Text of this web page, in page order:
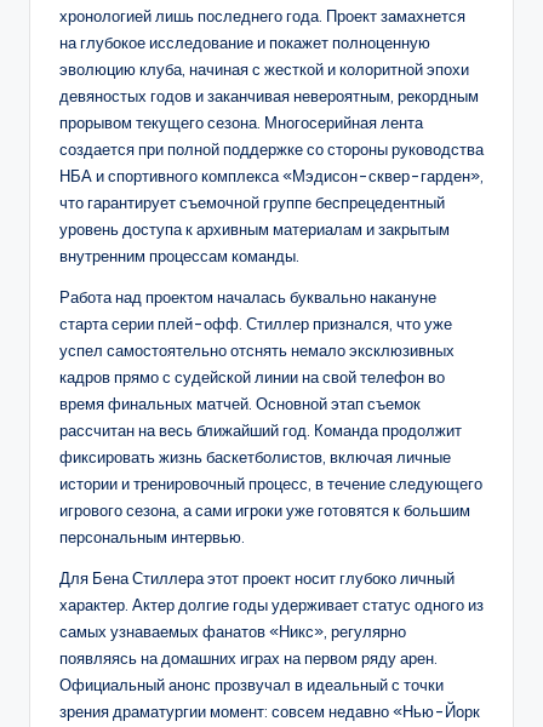
хронологией лишь последнего года. Проект замахнется
на глубокое исследование и покажет полноценную
эволюцию клуба, начиная с жесткой и колоритной эпохи
девяностых годов и заканчивая невероятным, рекордным
прорывом текущего сезона. Многосерийная лента
создается при полной поддержке со стороны руководства
НБА и спортивного комплекса «Мэдисон-сквер-гарден»,
что гарантирует съемочной группе беспрецедентный
уровень доступа к архивным материалам и закрытым
внутренним процессам команды.
Работа над проектом началась буквально накануне
старта серии плей-офф. Стиллер признался, что уже
успел самостоятельно отснять немало эксклюзивных
кадров прямо с судейской линии на свой телефон во
время финальных матчей. Основной этап съемок
рассчитан на весь ближайший год. Команда продолжит
фиксировать жизнь баскетболистов, включая личные
истории и тренировочный процесс, в течение следующего
игрового сезона, а сами игроки уже готовятся к большим
персональным интервью.
Для Бена Стиллера этот проект носит глубоко личный
характер. Актер долгие годы удерживает статус одного из
самых узнаваемых фанатов «Никс», регулярно
появляясь на домашних играх на первом ряду арен.
Официальный анонс прозвучал в идеальный с точки
зрения драматургии момент: совсем недавно «Нью-Йорк